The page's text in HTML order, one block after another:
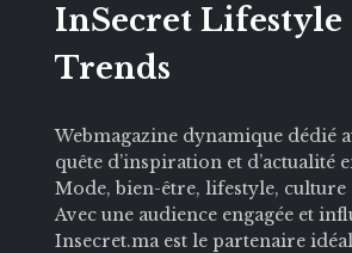
InSecret Lifestyle
Trends
Webmagazine dynamique dédié
quête d’inspiration et d’actualité
Mode, bien-être, lifestyle, culture
Avec une audience engagée et
Insecret.ma est le partenaire